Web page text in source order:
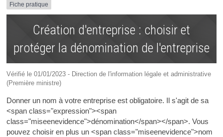
Fiche pratique
Création d'entreprise : choisir et
protéger la dénomination de l'entreprise
Vérifié le 01/01/2023 - Direction de l'information légale et administrative
(Première ministre)
Donner un nom à votre entreprise est obligatoire. Il s'agit de sa
<span class="expression"><span
class="miseenevidence">dénomination</span></span>. Vous
pouvez choisir en plus un <span class="miseenevidence">nom